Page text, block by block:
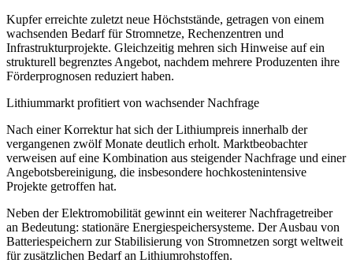
Kupfer erreichte zuletzt neue Höchststände, getragen von einem
wachsenden Bedarf für Stromnetze, Rechenzentren und
Infrastrukturprojekte. Gleichzeitig mehren sich Hinweise auf ein
strukturell begrenztes Angebot, nachdem mehrere Produzenten ihre
Förderprognosen reduziert haben.
Lithiummarkt profitiert von wachsender Nachfrage
Nach einer Korrektur hat sich der Lithiumpreis innerhalb der
vergangenen zwölf Monate deutlich erholt. Marktbeobachter
verweisen auf eine Kombination aus steigender Nachfrage und einer
Angebotsbereinigung, die insbesondere hochkostenintensive
Projekte getroffen hat.
Neben der Elektromobilität gewinnt ein weiterer Nachfragetreiber
an Bedeutung: stationäre Energiespeichersysteme. Der Ausbau von
Batteriespeichern zur Stabilisierung von Stromnetzen sorgt weltweit
für zusätzlichen Bedarf an Lithiumrohstoffen.